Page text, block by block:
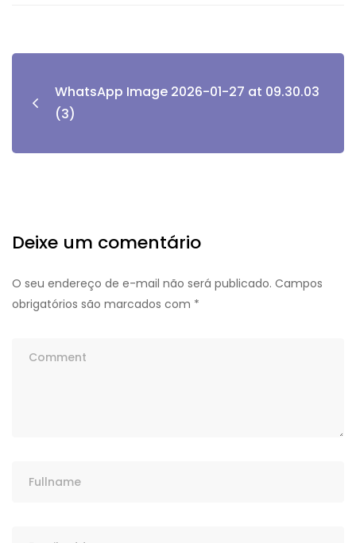
WhatsApp Image 2026-01-27 at 09.30.03
(3)
Deixe um comentário
O seu endereço de e-mail não será publicado. Campos
obrigatórios são marcados com *